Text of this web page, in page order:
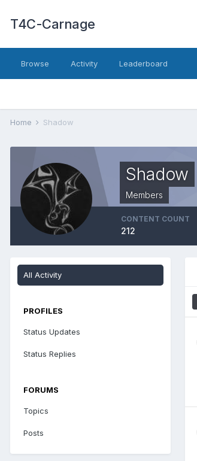
T4C-Carnage
Browse Activity Leaderboard
Home Shadow
Shadow
Members
CONTENT COUNT
212
All Activity
PROFILES
Status Updates
Status Replies
FORUMS
Topics
Posts